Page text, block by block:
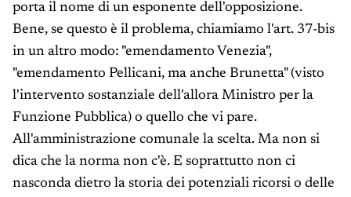
porta il nome di un esponente dell'opposizione.
Bene, se questo è il problema, chiamiamo l'art. 37-bis
in un altro modo: "emendamento Venezia",
"emendamento Pellicani, ma anche Brunetta" (visto
l'intervento sostanziale dell'allora Ministro per la
Funzione Pubblica) o quello che vi pare.
All'amministrazione comunale la scelta. Ma non si
dica che la norma non c'è. E soprattutto non ci
nasconda dietro la storia dei potenziali ricorsi o delle